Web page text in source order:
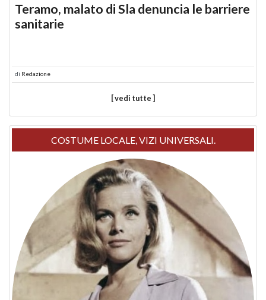
Teramo, malato di Sla denuncia le barriere
sanitarie
di Redazione
[ vedi tutte ]
COSTUME LOCALE, VIZI UNIVERSALI.